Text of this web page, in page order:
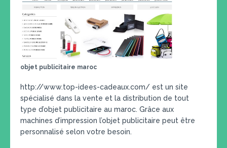
objet publicitaire maroc
http://www.top-idees-cadeaux.com/ est un site
spécialisé dans la vente et la distribution de tout
type d’objet publicitaire au maroc. Grâce aux
machines d’impression l’objet publicitaire peut être
personnalisé selon votre besoin.